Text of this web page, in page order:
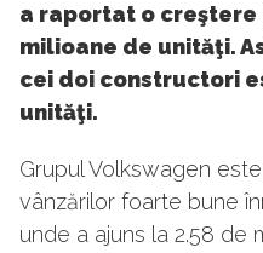
a raportat o creştere
milioane de unităţi.
cei doi constructori
unităţi.
Grupul Volkswagen
vânzărilor foarte bune
unde a ajuns la 2.58 de